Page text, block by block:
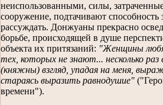
неиспользованными, силы,
сооружение, подтачивают способность
рассуждать. Донжуаны прекрасно
борьбе, происходящей в душе
объекта их притязаний: "Женщины
тех, которых не знают... несколько раз
(княжны) взгляд, упадая на меня,
стараясь выразить равнодушие"
времени").